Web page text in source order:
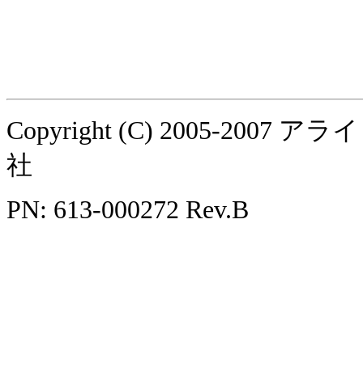
Copyright (C) 2005-2007 アラ
社
PN: 613-000272 Rev.B